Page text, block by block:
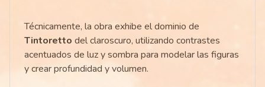
Técnicamente, la obra exhibe el dominio de
Tintoretto del claroscuro, utilizando contrastes
acentuados de luz y sombra para modelar las figuras
y crear profundidad y volumen.